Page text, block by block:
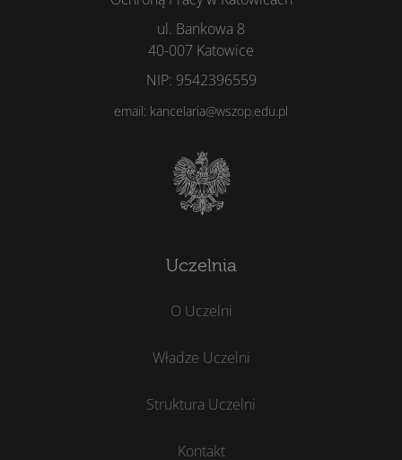
ul. Bankowa 8
40-007 Katowice
NIP: 9542396559
email: kancelaria@wszop.edu.pl
Uczelnia
O Uczelni
Władze Uczelni
Struktura Uczelni
Kontakt